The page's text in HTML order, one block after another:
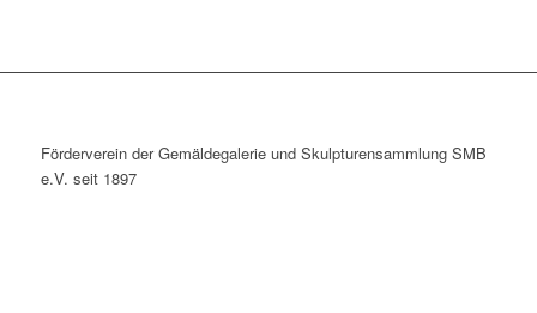
Förderverein der Gemäldegalerie und Skulpturensammlung SMB
e.V. seit 1897